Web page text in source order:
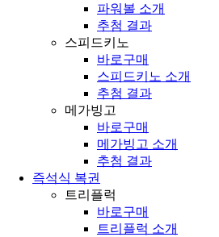
파워볼 소개
추첨 결과
스피드키노
바로구매
스피드키노 소개
추첨 결과
메가빙고
바로구매
메가빙고 소개
추첨 결과
즉석식 복권
트리플럭
바로구매
트리플럭 소개